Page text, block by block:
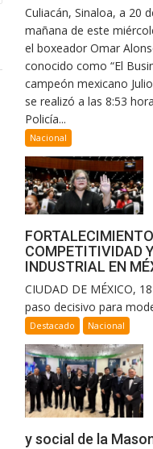
Culiacán, Sinaloa, a 20
mañana de este
el boxeador Omar
conocido como “El
campeón mexicano
se realizó a las 8:53
Policía...
Nacional
COMPETITIVIDAD
INDUSTRIAL EN
CIUDAD DE MÉXICO,
paso decisivo para
Destacado Nacional
y social de la